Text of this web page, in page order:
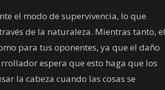
el modo de supervivencia, lo que
de la naturaleza. Mientras tanto, el
para tus oponentes, ya que el daño
espera que esto haga que los
la cabeza cuando las cosas se